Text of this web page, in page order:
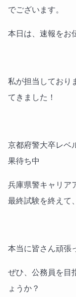
でございます。
本日は、速報をお
私が担当しており
てきました！
京都府警大卒レベ
果待ち中
兵庫県警キャリア
最終試験を終えて
本当に皆さん頑張
ぜひ、公務員を目
ょうか？